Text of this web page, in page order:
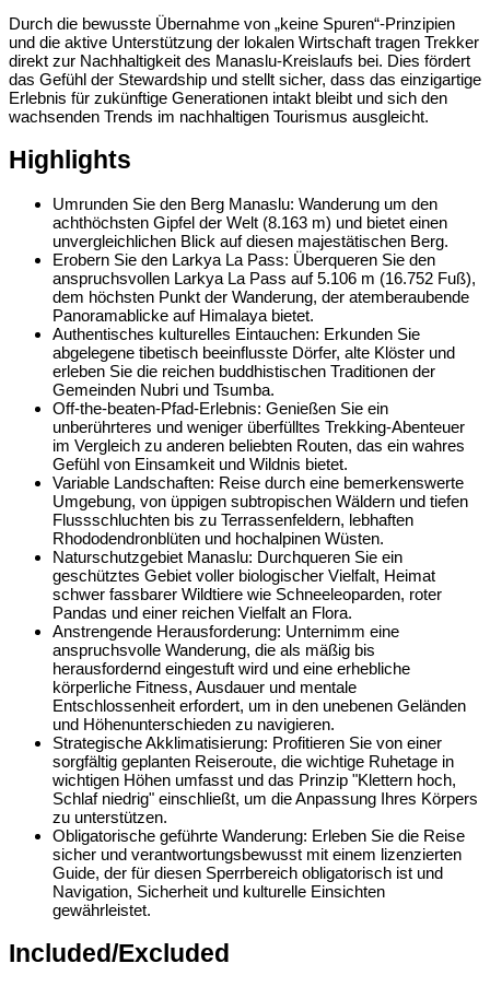
Durch die bewusste Übernahme von „keine Spuren“-Prinzipien
und die aktive Unterstützung der lokalen Wirtschaft tragen Trekker
direkt zur Nachhaltigkeit des Manaslu-Kreislaufs bei. Dies fördert
das Gefühl der Stewardship und stellt sicher, dass das einzigartige
Erlebnis für zukünftige Generationen intakt bleibt und sich den
wachsenden Trends im nachhaltigen Tourismus ausgleicht.
Highlights
Umrunden Sie den Berg Manaslu: Wanderung um den
achthöchsten Gipfel der Welt (8.163 m) und bietet einen
unvergleichlichen Blick auf diesen majestätischen Berg.
Erobern Sie den Larkya La Pass: Überqueren Sie den
anspruchsvollen Larkya La Pass auf 5.106 m (16.752 Fuß),
dem höchsten Punkt der Wanderung, der atemberaubende
Panoramablicke auf Himalaya bietet.
Authentisches kulturelles Eintauchen: Erkunden Sie
abgelegene tibetisch beeinflusste Dörfer, alte Klöster und
erleben Sie die reichen buddhistischen Traditionen der
Gemeinden Nubri und Tsumba.
Off-the-beaten-Pfad-Erlebnis: Genießen Sie ein
unberührteres und weniger überfülltes Trekking-Abenteuer
im Vergleich zu anderen beliebten Routen, das ein wahres
Gefühl von Einsamkeit und Wildnis bietet.
Variable Landschaften: Reise durch eine bemerkenswerte
Umgebung, von üppigen subtropischen Wäldern und tiefen
Flussschluchten bis zu Terrassenfeldern, lebhaften
Rhododendronblüten und hochalpinen Wüsten.
Naturschutzgebiet Manaslu: Durchqueren Sie ein
geschütztes Gebiet voller biologischer Vielfalt, Heimat
schwer fassbarer Wildtiere wie Schneeleoparden, roter
Pandas und einer reichen Vielfalt an Flora.
Anstrengende Herausforderung: Unternimm eine
anspruchsvolle Wanderung, die als mäßig bis
herausfordernd eingestuft wird und eine erhebliche
körperliche Fitness, Ausdauer und mentale
Entschlossenheit erfordert, um in den unebenen Geländen
und Höhenunterschieden zu navigieren.
Strategische Akklimatisierung: Profitieren Sie von einer
sorgfältig geplanten Reiseroute, die wichtige Ruhetage in
wichtigen Höhen umfasst und das Prinzip "Klettern hoch,
Schlaf niedrig" einschließt, um die Anpassung Ihres Körpers
zu unterstützen.
Obligatorische geführte Wanderung: Erleben Sie die Reise
sicher und verantwortungsbewusst mit einem lizenzierten
Guide, der für diesen Sperrbereich obligatorisch ist und
Navigation, Sicherheit und kulturelle Einsichten
gewährleistet.
Included/Excluded